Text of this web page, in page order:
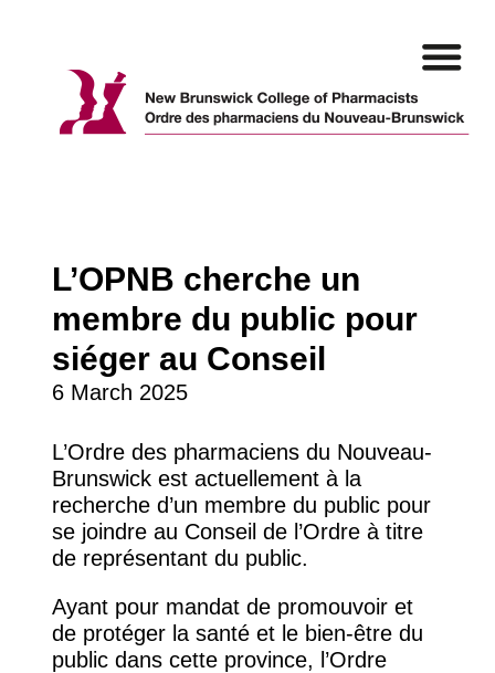
content
L’OPNB cherche un
membre du public pour
siéger au Conseil
6 March 2025
L’Ordre des pharmaciens du Nouveau-
Brunswick est actuellement à la
recherche d’un membre du public pour
se joindre au Conseil de l’Ordre à titre
de représentant du public.
Ayant pour mandat de promouvoir et
de protéger la santé et le bien-être du
public dans cette province, l’Ordre